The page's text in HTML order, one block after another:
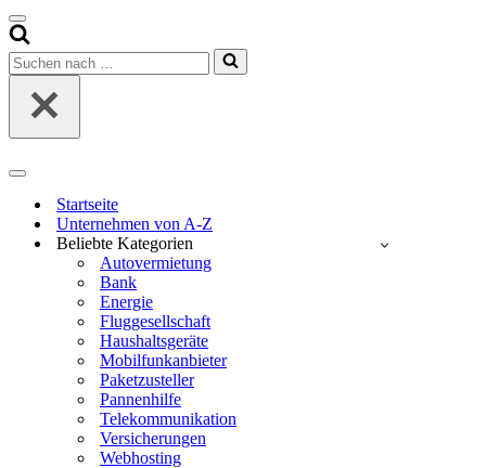
Navigationsmenü
Suchen
nach …
Navigationsmenü
Startseite
Unternehmen von A-Z
Beliebte Kategorien
Autovermietung
Bank
Energie
Fluggesellschaft
Haushaltsgeräte
Mobilfunkanbieter
Paketzusteller
Pannenhilfe
Telekommunikation
Versicherungen
Webhosting